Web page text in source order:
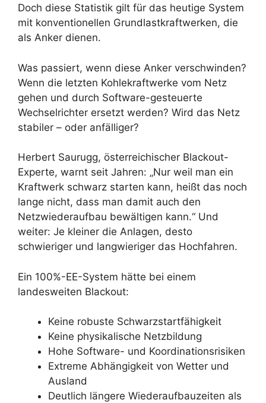
Doch diese Statistik gilt für das heutige System
mit konventionellen Grundlastkraftwerken, die
als Anker dienen.
Was passiert, wenn diese Anker verschwinden?
Wenn die letzten Kohlekraftwerke vom Netz
gehen und durch Software-gesteuerte
Wechselrichter ersetzt werden? Wird das Netz
stabiler – oder anfälliger?
Herbert Saurugg, österreichischer Blackout-
Experte, warnt seit Jahren: „Nur weil man ein
Kraftwerk schwarz starten kann, heißt das noch
lange nicht, dass man damit auch den
Netzwiederaufbau bewältigen kann.“ Und
weiter: Je kleiner die Anlagen, desto
schwieriger und langwieriger das Hochfahren.
Ein 100%-EE-System hätte bei einem
landesweiten Blackout:
Keine robuste Schwarzstartfähigkeit
Keine physikalische Netzbildung
Hohe Software- und Koordinationsrisiken
Extreme Abhängigkeit von Wetter und
Ausland
Deutlich längere Wiederaufbauzeiten als